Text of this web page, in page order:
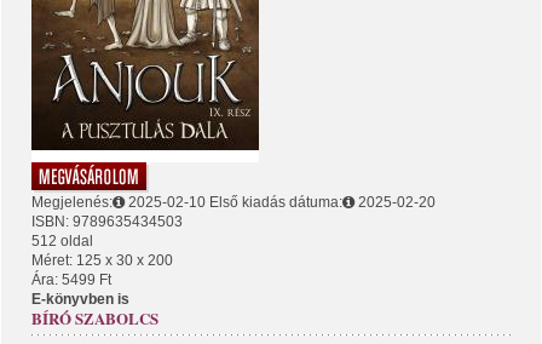
Megjelenés: 2025-02-10 Első kiadás dátuma:
2025-02-20
ISBN: 9789635434503
512 oldal
Méret: 125 x 30 x 200
Ára: 5499 Ft
E-könyvben is
BÍRÓ SZABOLCS